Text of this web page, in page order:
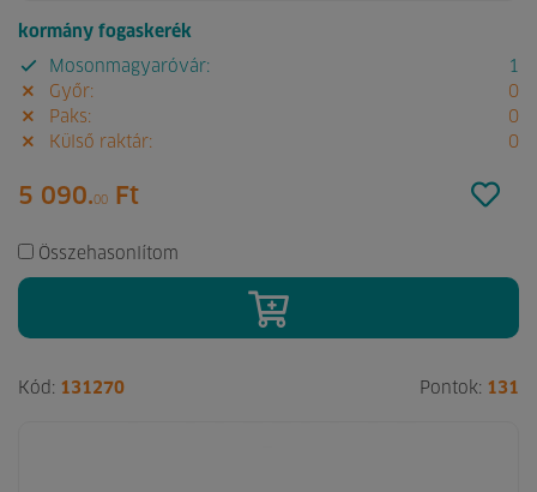
kormány fogaskerék
Mosonmagyaróvár:
1
Győr:
0
Paks:
0
Külső raktár:
0
5 090.00 Ft
Összehasonlítom
Kód: 131270 Pontok: 131